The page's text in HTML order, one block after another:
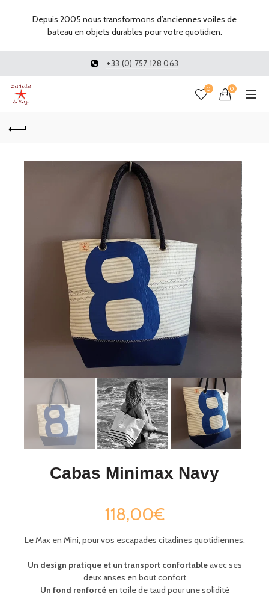
+33 (0) 757 128 063
0 0
Cabas Minimax Navy
118,00€
Le Max en Mini, pour vos escapades citadines quotidiennes.
Un design pratique et un transport confortableavec ses
deux anses en bout confort
Un fond renforcéen toile de taud pour une solidité
Depuis 2005 nous transformons d’anciennes voiles de
bateau en objets durables pour votre quotidien.